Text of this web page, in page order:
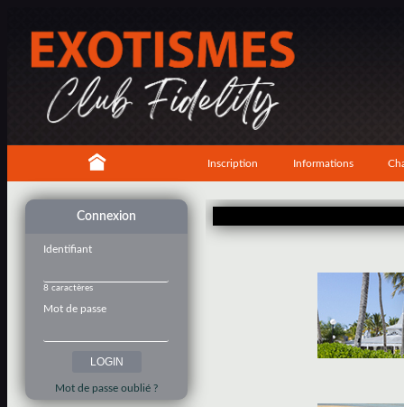
Inscription Informations
Connexion
Identifiant
8 caractères
Mot de passe
Mot de passe oublié ?